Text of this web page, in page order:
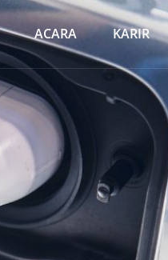
ACARA KARIR